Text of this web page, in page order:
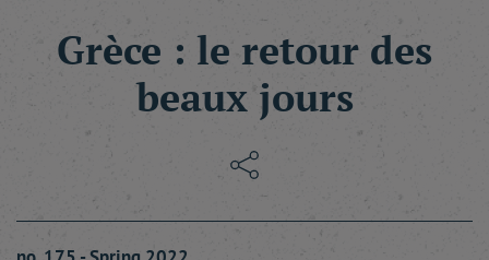
Grèce : le retour des
beaux jours